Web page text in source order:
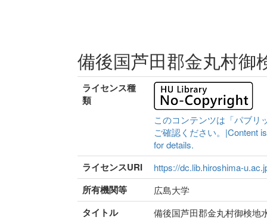
備後国芦田郡金丸村
ライセンス種
類
このコンテンツは「パブリ
ご確認ください。|Content
for details.
ライセンスURI https://dc.lib.hiroshima-
所有機関等 広島大学
タイトル 備後国芦田郡金丸村御検